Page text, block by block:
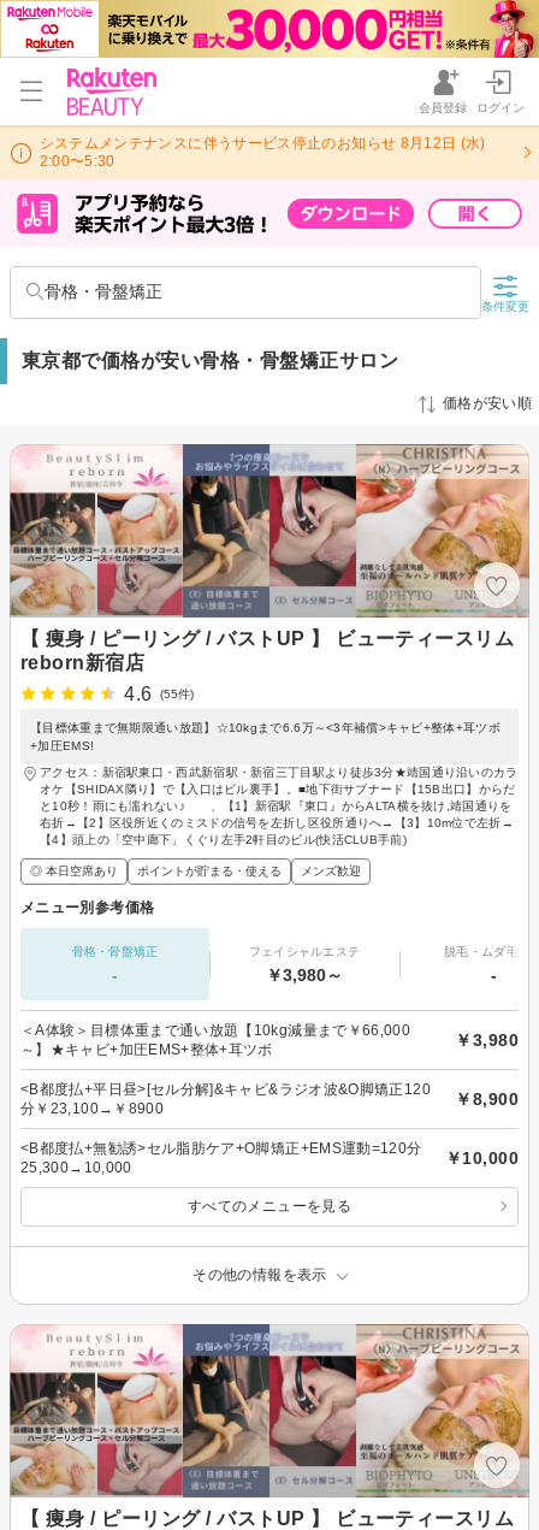
会員登録 ログイン
システムメンテナンスに伴うサービス停止のお知らせ 8月12日 (水)
2:00〜5:30
骨格・骨盤矯正
条件変更
東京都で価格が安い骨格・骨盤矯正サロン
価格が安い順
【 痩身 / ピーリング / バストUP 】 ビューティースリム
reborn新宿店
4.6
(55件)
【目標体重まで無期限通い放題】☆10kgまで6.6万～<3年補償>キャビ+整体+耳ツボ
+加圧EMS!
アクセス：新宿駅東口・西武新宿駅・新宿三丁目駅より徒歩3分★靖国通り沿いのカラ
オケ【SHIDAX隣り】で【入口はビル裏手】。■地下街サブナード【15B出口】からだ
と10秒！雨にも濡れない♪ 、【1】新宿駅『東口』からALTA横を抜け,靖国通りを
右折→【2】区役所近くのミスドの信号を左折し区役所通りへ→【3】10m位で左折→
【4】頭上の「空中廊下」くぐり左手2軒目のビル(快活CLUB手前)
◎ 本日空席あり ポイントが貯まる・使える メンズ歓迎
メニュー別参考価格
骨格・骨盤矯正
-
フェイシャルエステ
￥3,980～
脱毛・ムダ毛処
-
＜A体験＞目標体重まで通い放題【10kg減量まで￥66,000
～】★キャビ+加圧EMS+整体+耳ツボ
￥3,980
<B都度払+平日昼>[セル分解]&キャビ&ラジオ波&O脚矯正120
分￥23,100→￥8900
￥8,900
<B都度払+無勧誘>セル脂肪ケア+O脚矯正+EMS運動=120分
25,300→10,000
￥10,000
すべてのメニューを見る
その他の情報を表示
【 痩身 / ピーリング / バストUP 】 ビューティースリム